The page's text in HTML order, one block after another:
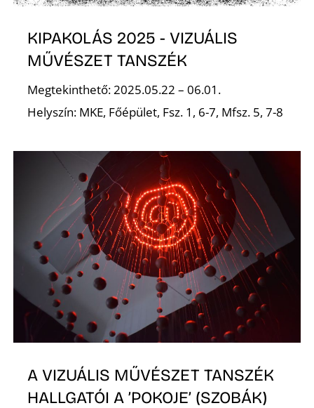
KIPAKOLÁS 2025 - VIZUÁLIS
MŰVÉSZET TANSZÉK
Megtekinthető: 2025.05.22 – 06.01.
Helyszín: MKE, Főépület, Fsz. 1, 6-7, Mfsz. 5, 7-8
A VIZUÁLIS MŰVÉSZET TANSZÉK
HALLGATÓI A ’POKOJE’ (SZOBÁK)